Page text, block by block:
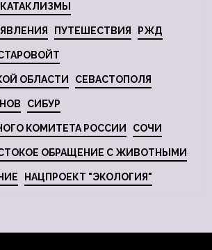
ПУТЕШЕСТВИЯ РЖД
ОБЛАСТИ СЕВАСТОПОЛЯ
СИБУР
КОМИТЕТА РОССИИ СОЧИ
ОБРАЩЕНИЕ С ЖИВОТНЫМИ
НАЦПРОЕКТ "ЭКОЛОГИЯ"